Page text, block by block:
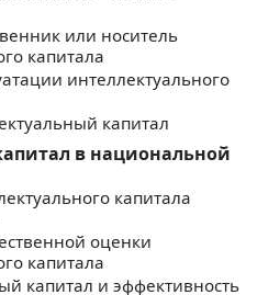
или носитель
капитала
интеллектуального
капитал
в национальной
капитала
оценки
капитала
капитал и эффективность